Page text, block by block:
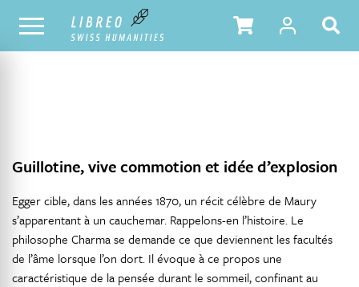
NOTRE CATALOGUE TABLE DES MATIÈRES
Guillotine, vive commotion et idée d’explosion
Egger cible, dans les années 1870, un récit célèbre de Maury
s’apparentant à un cauchemar. Rappelons-en l’histoire. Le
philosophe Charma se demande ce que deviennent les facultés
de l’âme lorsque l’on dort. Il évoque à ce propos une
caractéristique de la pensée durant le sommeil, confinant au